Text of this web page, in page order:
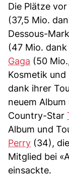
Die Plätze
(37,5 Mio.
Dessous-
(47 Mio.
Gaga (50
Kosmetik und
dank ihrer
neuem
Country-Star
Album und
Perry (34),
Mitglied bei
einsackte.